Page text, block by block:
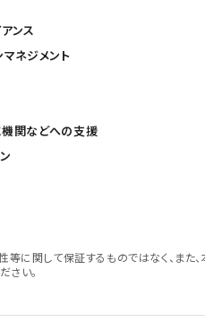
ンス
マネジメント
関などへの支援
関して保証するものではなく、また
さい。